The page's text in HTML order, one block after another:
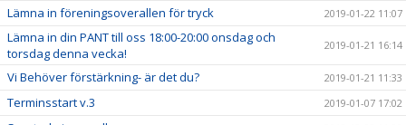
Lämna in föreningsoverallen för tryck 2019-01-22 11:07
Lämna in din PANT till oss 18:00-20:00 onsdag och
torsdag denna vecka!
2019-01-21 16:14
Vi Behöver förstärkning- är det du? 2019-01-21 11:33
Terminsstart v.3 2019-01-07 17:02